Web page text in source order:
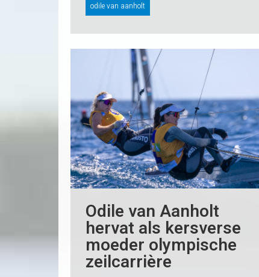
odile van aanholt
Odile van Aanholt
hervat als kersverse
moeder olympische
zeilcarrière